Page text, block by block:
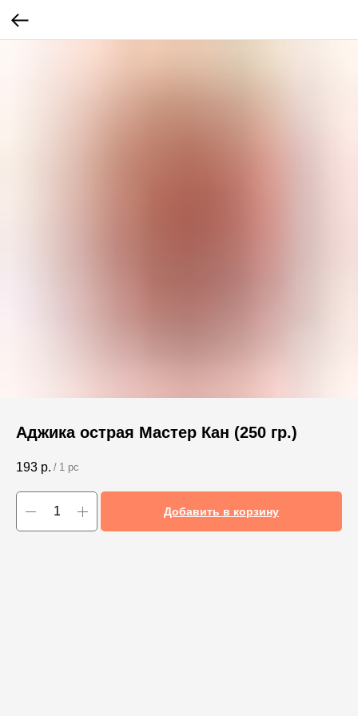
Аджика острая Мастер Кан (250 гр.)
193 р. / 1 pc
Добавить в корзину